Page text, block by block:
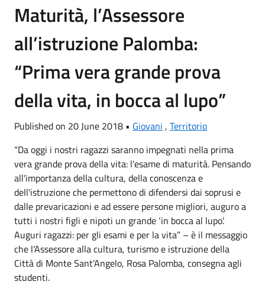
Maturità, l’Assessore
all’istruzione Palomba:
“Prima vera grande prova
della vita, in bocca al lupo”
Published on 20 June 2018 • Giovani , Territorio
“Da oggi i nostri ragazzi saranno impegnati nella prima
vera grande prova della vita: l'esame di maturità. Pensando
all'importanza della cultura, della conoscenza e
dell'istruzione che permettono di difendersi dai soprusi e
dalle prevaricazioni e ad essere persone migliori, auguro a
tutti i nostri figli e nipoti un grande ‘in bocca al lupo’.
Auguri ragazzi: per gli esami e per la vita” – è il messaggio
che l’Assessore alla cultura, turismo e istruzione della
Città di Monte Sant’Angelo, Rosa Palomba, consegna agli
studenti.